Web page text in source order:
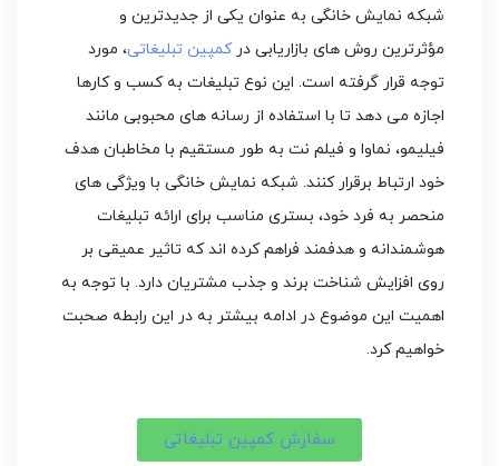
شبکه‌ نمایش خانگی به عنوان یکی از جدیدترین و
مؤثرترین روش ‌های بازاریابی درکمپین تبلیغاتی، مورد
توجه قرار گرفته است. این نوع تبلیغات به کسب ‌و کارها
اجازه می ‌دهد تا با استفاده از رسانه ‌های محبوبی مانند
فیلیمو، نماوا و فیلم‌ نت به طور مستقیم با مخاطبان هدف
خود ارتباط برقرار کنند. شبکه‌ نمایش خانگی با ویژگی ‌های
منحصر به فرد خود، بستری مناسب برای ارائه تبلیغات
هوشمندانه و هدفمند فراهم کرده‌ اند که تاثیر عمیقی بر
روی افزایش شناخت برند و جذب مشتریان دارد. با توجه به
اهمیت این موضوع در ادامه بیشتر به در این رابطه صحبت
خواهیم کرد.
سفارش کمپین تبلیغاتی